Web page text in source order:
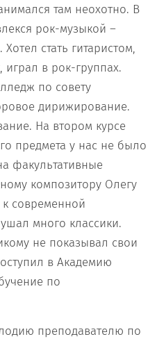
там неохотно. В
рок-музыкой –
стать гитаристом,
играл в рок-группах.
по совету
дирижирование.
На втором курсе
предмета у нас не было
факультативные
композитору Олегу
современной
много классики.
не показывал свои
в Академию
по
преподавателю по